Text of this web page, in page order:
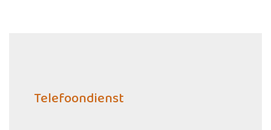
Telefoondienst